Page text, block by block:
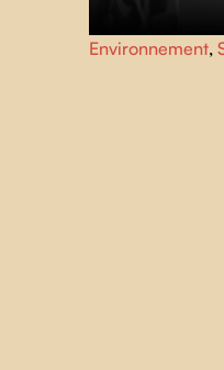
Un vieux pneu
Mayotte où se
Environnement,